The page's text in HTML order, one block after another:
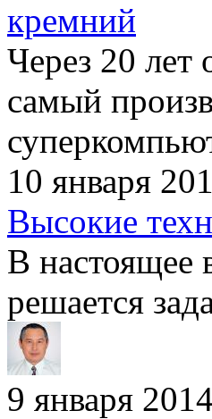
кремний
Через 20
самый
10 января
Высокие
В настоящее
решается
9 января